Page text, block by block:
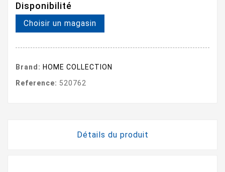
Disponibilité
Choisir un magasin
Brand: HOME COLLECTION
Reference: 520762
Détails du produit